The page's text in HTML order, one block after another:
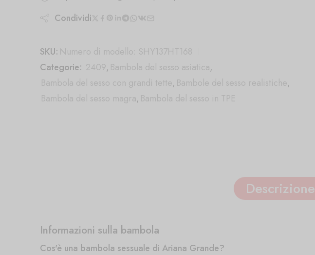
Condividi
SKU: Numero di modello: SHY137HT168
Categorie: 2409, Bambola del sesso asiatica,
Bambola del sesso con grandi tette, Bambole del sesso realistiche,
Bambola del sesso magra, Bambola del sesso in TPE
Descrizione
Informazioni sulla bambola
Cos'è una bambola sessuale di Ariana Grande?